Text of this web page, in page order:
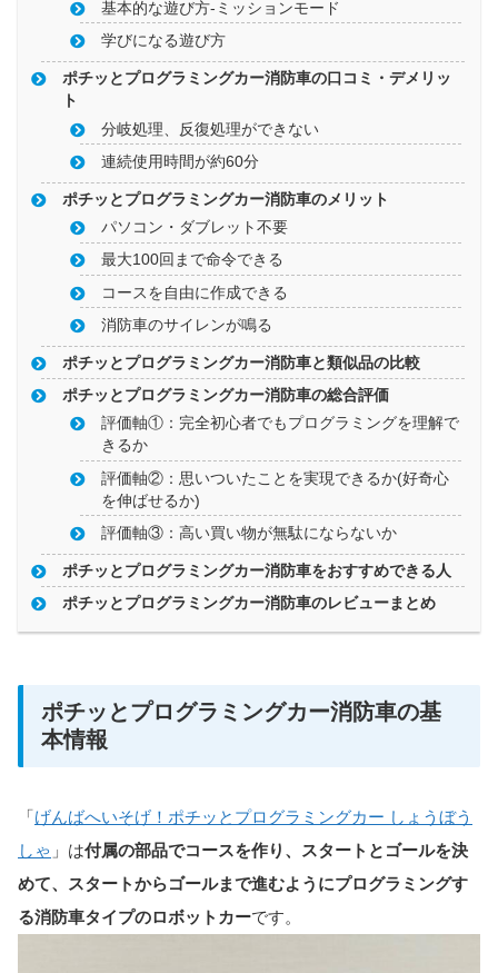
基本的な遊び方-ミッションモード
学びになる遊び方
ポチッとプログラミングカー消防車の口コミ・デメリッ
ト
分岐処理、反復処理ができない
連続使用時間が約60分
ポチッとプログラミングカー消防車のメリット
パソコン・ダブレット不要
最大100回まで命令できる
コースを自由に作成できる
消防車のサイレンが鳴る
ポチッとプログラミングカー消防車と類似品の比較
ポチッとプログラミングカー消防車の総合評価
評価軸①：完全初心者でもプログラミングを理解で
きるか
評価軸②：思いついたことを実現できるか(好奇心
を伸ばせるか)
評価軸③：高い買い物が無駄にならないか
ポチッとプログラミングカー消防車をおすすめできる人
ポチッとプログラミングカー消防車のレビューまとめ
ポチッとプログラミングカー消防車の基
本情報
「げんばへいそげ！ポチッとプログラミングカー しょうぼう
しゃ 」は付属の部品でコースを作り、スタートとゴールを決
めて、スタートからゴールまで進むようにプログラミングす
る消防車タイプのロボットカーです。